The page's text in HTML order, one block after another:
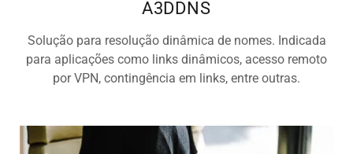
A3DDNS
Solução para resolução dinâmica de nomes. Indicada
para aplicações como links dinâmicos, acesso remoto
por VPN, contingência em links, entre outras.